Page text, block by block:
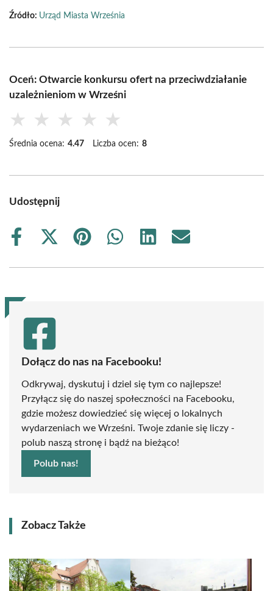
Źródło: Urząd Miasta Września
Oceń: Otwarcie konkursu ofert na przeciwdziałanie
uzależnieniom w Wrześni
★ ★ ★ ★ ★
Średnia ocena: 4.47 Liczba ocen: 8
Udostępnij
Share
Share
(Twitter)
Share
Share
Share
Share
Dołącz do nas na Facebooku!
Odkrywaj, dyskutuj i dziel się tym co najlepsze!
Przyłącz się do naszej społeczności na Facebooku,
gdzie możesz dowiedzieć się więcej o lokalnych
wydarzeniach we Wrześni. Twoje zdanie się liczy -
polub naszą stronę i bądź na bieżąco!
Polub nas!
Zobacz Także